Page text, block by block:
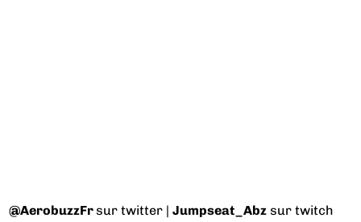
@AerobuzzFrsur twitter |Jumpseat_Abz sur twitch